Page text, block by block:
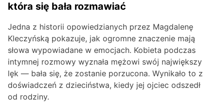
która się bała rozmawiać
Jedna z historii opowiedzianych przez Magdalenę
Kleczyńską pokazuje, jak ogromne znaczenie mają
słowa wypowiadane w emocjach. Kobieta podczas
intymnej rozmowy wyznała mężowi swój największy
lęk — bała się, że zostanie porzucona. Wynikało to z
doświadczeń z dzieciństwa, kiedy jej ojciec odszedł
od rodziny.